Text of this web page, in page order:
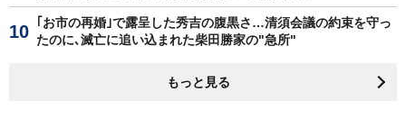
｢お市の再婚｣で露呈した秀吉の腹黒さ…清須会議の約束を守っ
たのに､滅亡に追い込まれた柴田勝家の"急所"
もっと見る